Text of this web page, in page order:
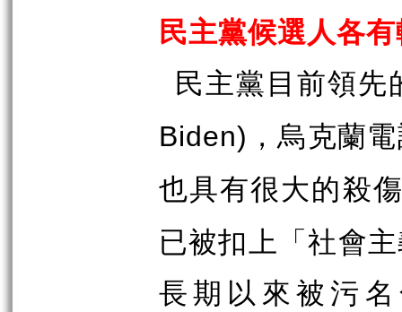
民主黨候選人各
民主黨目前領
Biden) ，烏克蘭
也具有很大的殺
已被扣上「社會
長期以來被污